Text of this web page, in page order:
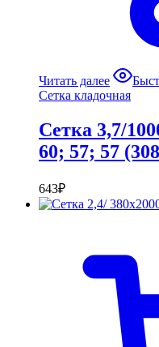
Читать далее
Сетка кладочная
Сетка 3,7/
60; 57; 57
643₽